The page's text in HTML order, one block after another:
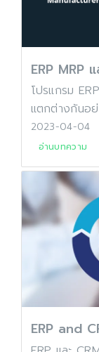
ERP MRP
โปรแกรม
แตกต่างกันอย่
2023-04-04
อ่านบทความ
ERP and